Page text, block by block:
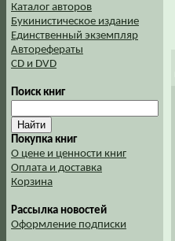
Каталог авторов
Букинистическое издание
Единственный экземпляр
Авторефераты
CD и DVD
Поиск книг
Покупка книг
О цене и ценности книг
Оплата и доставка
Корзина
Рассылка новостей
Оформление подписки